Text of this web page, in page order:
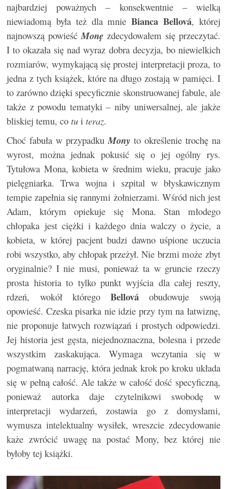
najbardziej poważnych – konsekwentnie – wielką
niewiadomą była też dla mnieBianca Bellová, której
najnowszą powieśćMonę zdecydowałem się przeczytać.
I to okazała się nad wyraz dobra decyzja, bo niewielkich
rozmiarów, wymykającą się prostej interpretacji proza, to
jedna z tych książek, które na długo zostają w pamięci. I
to zarówno dzięki specyficznie skonstruowanej fabule, ale
także z powodu tematyki – niby uniwersalnej, ale jakże
bliskiej temu, cotu iteraz.
Choć fabuła w przypadkuMony to określenie trochę na
wyrost, można jednak pokusić się o jej ogólny rys.
Tytułowa Mona, kobieta w średnim wieku, pracuje jako
pielęgniarka. Trwa wojna i szpital w błyskawicznym
tempie zapełnia się rannymi żołnierzami. Wśród nich jest
Adam, którym opiekuje się Mona. Stan młodego
chłopaka jest ciężki i każdego dnia walczy o życie, a
kobieta, w której pacjent budzi dawno uśpione uczucia
robi wszystko, aby chłopak przeżył. Nie brzmi może zbyt
oryginalnie? I nie musi, ponieważ ta w gruncie rzeczy
prosta historia to tylko punkt wyjścia dla całej reszty,
rdzeń, wokół któregoBellová obudowuje swoją
opowieść. Czeska pisarka nie idzie przy tym na łatwiznę,
nie proponuje łatwych rozwiązań i prostych odpowiedzi.
Jej historia jest gęsta, niejednoznaczna, bolesna i przede
wszystkim zaskakująca. Wymaga wczytania się w
pogmatwaną narrację, która jednak krok po kroku układa
się w pełną całość. Ale także w całość dość specyficzną,
ponieważ autorka daje czytelnikowi swobodę w
interpretacji wydarzeń, zostawia go z domysłami,
wymusza intelektualny wysiłek, wreszcie zdecydowanie
każe zwrócić uwagę na postać Mony, bez której nie
byłoby tej książki.